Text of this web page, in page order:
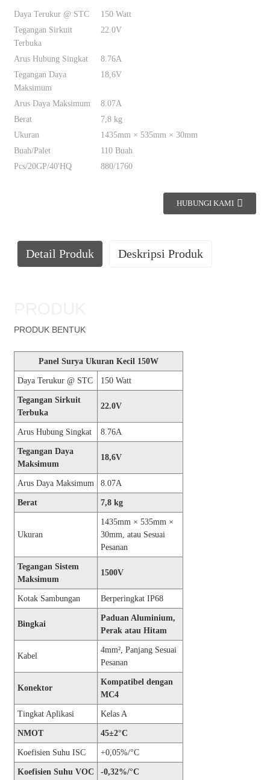
Daya Terukur @ STC
150 Watt
Tegangan Sirkuit
Terbuka
22.0V
Arus Hubung Singkat
8.76A
Tegangan Daya
Maksimum
18,6V
Arus Daya Maksimum
8.07A
Berat
7,8 kg
Ukuran
1435mm × 535mm × 30mm
Buah/Palet
110 Buah
Pcs/20GP/40'HQ
880/1760
HUBUNGI KAMI
Detail Produk Deskripsi Produk
PRODUK BENTUK
Panel Surya Ukuran Kecil 150W
Daya Terukur @ STC 150 Watt
Tegangan Sirkuit
Terbuka
22.0V
Arus Hubung Singkat 8.76A
Tegangan Daya
Maksimum
18,6V
Arus Daya Maksimum 8.07A
Berat 7,8 kg
Ukuran
1435mm × 535mm ×
30mm, atau Sesuai
Pesanan
Tegangan Sistem
Maksimum
1500V
Kotak Sambungan Berperingkat IP68
Bingkai
Paduan Aluminium,
Perak atau Hitam
Kabel
4mm², Panjang Sesuai
Pesanan
Konektor
Kompatibel dengan
MC4
Tingkat Aplikasi Kelas A
NMOT 45±2°C
Koefisien Suhu ISC +0,05%/°C
Koefisien Suhu VOC -0,32%/°C